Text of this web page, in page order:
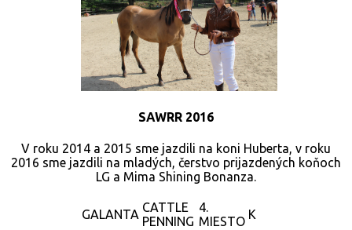
SAWRR 2016
V roku 2014 a 2015 sme jazdili na koni Huberta, v roku
2016 sme jazdili na mladých, čerstvo prijazdených koňoch
LG a Mima Shining Bonanza.
GALANTA CATTLE
PENNING
4.
MIESTO K